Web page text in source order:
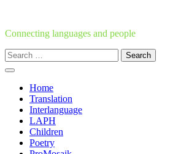
content
Connecting languages and people
Search
for:
Home
Translation
Interlanguage
LAPH
Children
Poetry